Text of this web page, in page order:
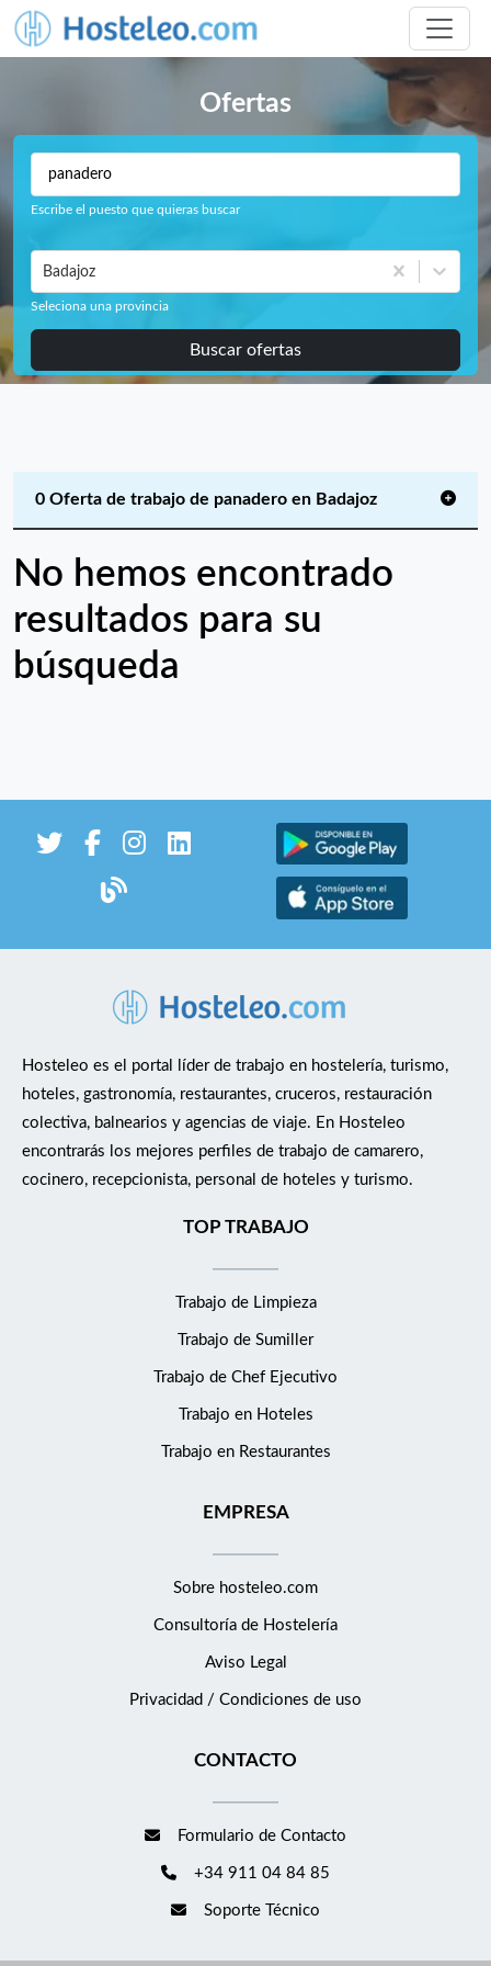
Ofertas
Escribe el puesto que quieras buscar
Badajoz
Seleciona una provincia
Buscar ofertas
0 Oferta de trabajo de panadero en Badajoz
No hemos encontrado
resultados para su
búsqueda
Hosteleo es el portal líder de trabajo en hostelería, turismo,
hoteles, gastronomía, restaurantes, cruceros, restauración
colectiva, balnearios y agencias de viaje. En Hosteleo
encontrarás los mejores perfiles de trabajo de camarero,
cocinero, recepcionista, personal de hoteles y turismo.
TOP TRABAJO
Trabajo de Limpieza
Trabajo de Sumiller
Trabajo de Chef Ejecutivo
Trabajo en Hoteles
Trabajo en Restaurantes
EMPRESA
Sobre hosteleo.com
Consultoría de Hostelería
Aviso Legal
Privacidad / Condiciones de uso
CONTACTO
Formulario de Contacto
+34 911 04 84 85
Soporte Técnico